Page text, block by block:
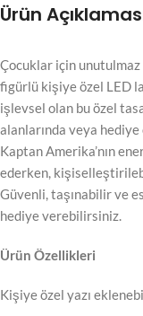
Ürün
Çocuklar için unutulmaz
figürlü kişiye özel LED
işlevsel olan bu özel
alanlarında veya
Kaptan Amerika’nın
ederken,
Güvenli, taşınabilir ve
hediye verebilirsiniz.
Ürün Özellikleri
Kişiye özel yazı